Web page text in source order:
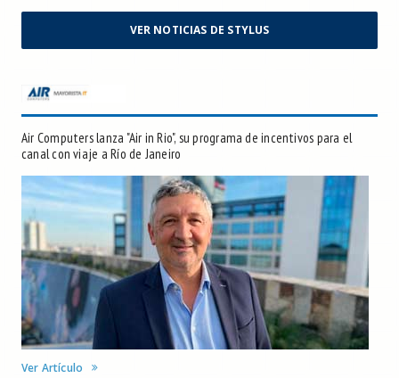
VER NOTICIAS DE STYLUS
Air Computers lanza "Air in Rio", su programa de incentivos para el
canal con viaje a Río de Janeiro
Ver Artículo